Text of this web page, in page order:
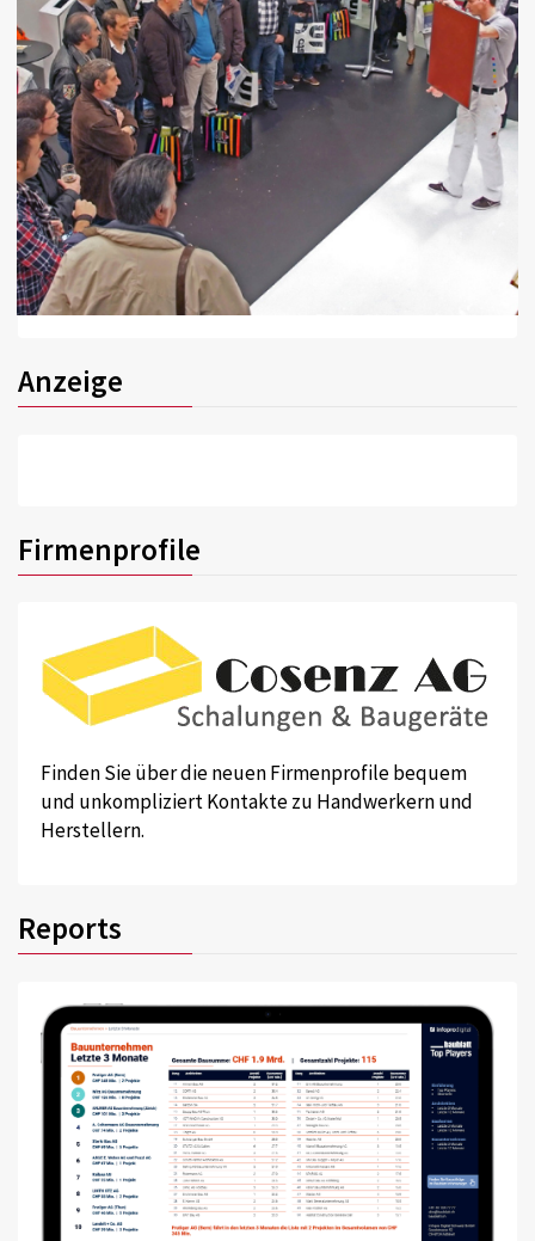
Anzeige
Firmenprofile
Finden Sie über die neuen Firmenprofile bequem
und unkompliziert Kontakte zu Handwerkern und
Herstellern.
Reports